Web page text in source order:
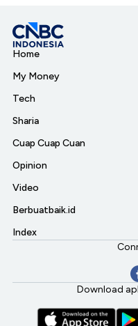
Home
My Money
Tech
Sharia
Cuap Cuap Cuan
Opinion
Video
Berbuatbaik.id
Index
Download